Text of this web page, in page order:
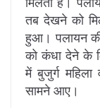
तब देखने को
हुआ। पलायन
को कंधा देने के
में बुजुर्ग
सामने आए।